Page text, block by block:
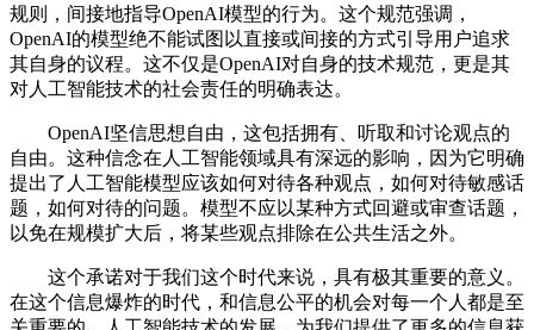
规则，间接地指导OpenAI模型的行为。这个规范强调，
OpenAI的模型绝不能试图以直接或间接的方式引导用户追求
其自身的议程。这不仅是OpenAI对自身的技术规范，更是其
对人工智能技术的社会责任的明确表达。
OpenAI坚信思想自由，这包括拥有、听取和讨论观点的
自由。这种信念在人工智能领域具有深远的影响，因为它明确
提出了人工智能模型应该如何对待各种观点，如何对待敏感话
题，如何对待的问题。模型不应以某种方式回避或审查话题，
以免在规模扩大后，将某些观点排除在公共生活之外。
这个承诺对于我们这个时代来说，具有极其重要的意义。
在这个信息爆炸的时代，和信息公平的机会对每一个人都是至